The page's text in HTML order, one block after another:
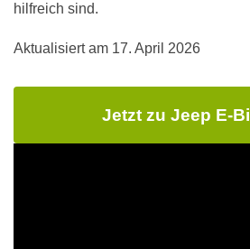
hilfreich sind.
Aktualisiert am 17. April 2026
Jetzt zu Jeep E-